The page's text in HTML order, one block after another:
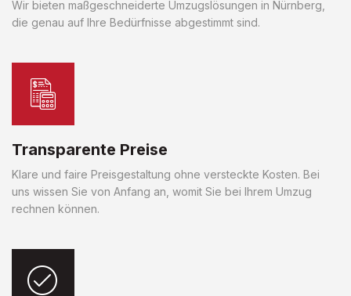
Wir bieten maßgeschneiderte Umzugslösungen in Nürnberg,
die genau auf Ihre Bedürfnisse abgestimmt sind.
Transparente Preise
Klare und faire Preisgestaltung ohne versteckte Kosten. Bei
uns wissen Sie von Anfang an, womit Sie bei Ihrem Umzug
rechnen können.